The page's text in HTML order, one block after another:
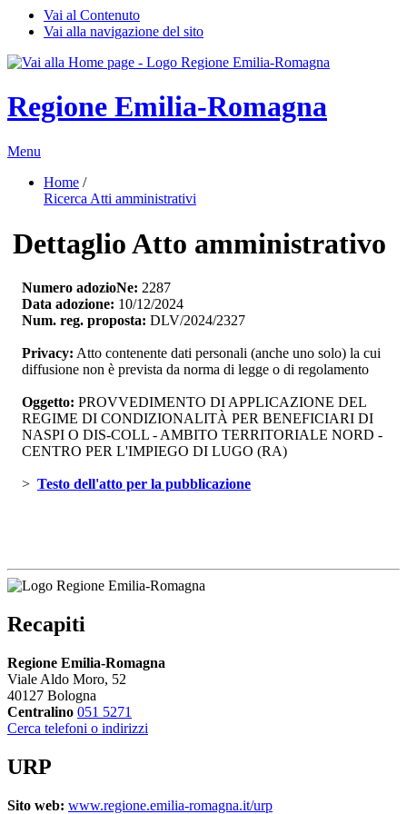
Vai al Contenuto
Vai alla navigazione del sito
Regione Emilia-Romagna
Menu
Home /
Ricerca Atti amministrativi
Dettaglio Atto amministrativo
Numero adozioNe: 2287
Data adozione: 10/12/2024
Num. reg. proposta: DLV/2024/2327
Privacy: Atto contenente dati personali (anche uno solo) la cui
diffusione non è prevista da norma di legge o di regolamento
Oggetto: PROVVEDIMENTO DI APPLICAZIONE DEL
REGIME DI CONDIZIONALITÀ PER BENEFICIARI DI
NASPI O DIS-COLL - AMBITO TERRITORIALE NORD -
CENTRO PER L'IMPIEGO DI LUGO (RA)
> Testo dell'atto per la pubblicazione
Recapiti
Regione Emilia-Romagna
Viale Aldo Moro, 52
40127 Bologna
Centralino 051 5271
Cerca telefoni o indirizzi
URP
Sito web: www.regione.emilia-romagna.it/urp